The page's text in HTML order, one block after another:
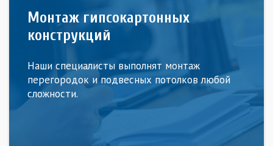
Монтаж гипсокартонных
конструкций
Наши специалисты выполнят монтаж
перегородок и подвесных потолков любой
сложности.